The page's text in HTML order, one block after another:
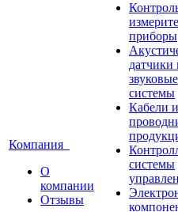
Компания
О
компании
Отзывы
приборы
датчики
звуковые
системы
Кабели и
системы